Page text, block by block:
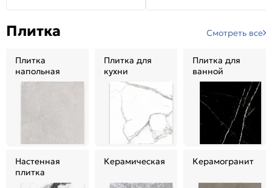
Плитка Смотреть все
Плитка
напольная
Плитка для
кухни
Плитка для
ванной
Настенная
плитка
Керамическая Керамогранит